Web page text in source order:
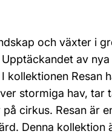
och växter i
av
kollektionen Resan
stormiga hav,
cirkus. Resan är
Denna